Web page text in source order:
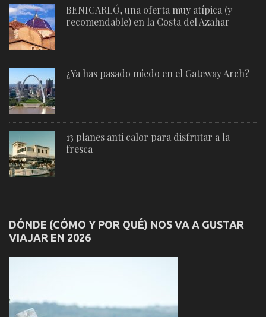
BENICARLÓ, una oferta muy atípica (y
recomendable) en la Costa del Azahar
¿Ya has pasado miedo en el Gateway Arch?
13 planes anti calor para disfrutar a la
fresca
DÓNDE (CÓMO Y POR QUÉ) NOS VA A GUSTAR
VIAJAR EN 2026